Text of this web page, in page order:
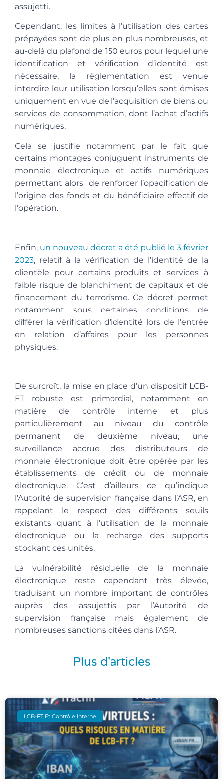
assujetti.
Cependant, les limites à l’utilisation des cartes
prépayées sont de plus en plus nombreuses, et
au-delà du plafond de 150 euros pour lequel une
identification et vérification d’identité est
nécessaire, la réglementation est venue
interdire leur utilisation lorsqu’elles sont émises
uniquement en vue de l’acquisition de biens ou
services de consommation, dont l’achat d’actifs
numériques.
Cela se justifie notamment par le fait que
certains montages conjuguent instruments de
monnaie électronique et actifs numériques
permettant alors de renforcer l’opacification de
l’origine des fonds et du bénéficiaire effectif de
l’opération.
Enfin, un nouveau décret a été publié le 3 février
2023, relatif à la vérification de l’identité de la
clientèle pour certains produits et services à
faible risque de blanchiment de capitaux et de
financement du terrorisme. Ce décret permet
notamment sous certaines conditions de
différer la vérification d’identité lors de l’entrée
en relation d’affaires pour les personnes
physiques.
De surcroît, la mise en place d’un dispositif LCB-
FT robuste est primordial, notamment en
matière de contrôle interne et plus
particulièrement au niveau du contrôle
permanent de deuxième niveau, une
surveillance accrue des distributeurs de
monnaie électronique doit être opérée par les
établissements de crédit ou de monnaie
électronique. C’est d’ailleurs ce qu’indique
l’Autorité de supervision française dans l’ASR, en
rappelant le respect des différents seuils
existants quant à l’utilisation de la monnaie
électronique ou la recharge des supports
stockant ces unités.
La vulnérabilité résiduelle de la monnaie
électronique reste cependant très élevée,
traduisant un nombre important de contrôles
auprès des assujettis par l’Autorité de
supervision française mais également de
nombreuses sanctions citées dans l’ASR.
Plus d'articles
LCB-FT Et Contrôle Interne